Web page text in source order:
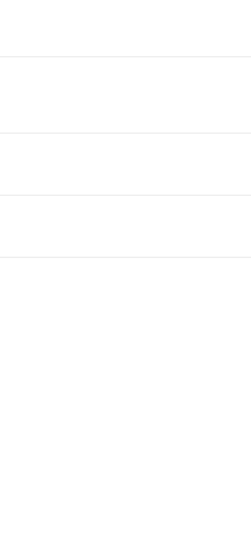
déterminé clairement.